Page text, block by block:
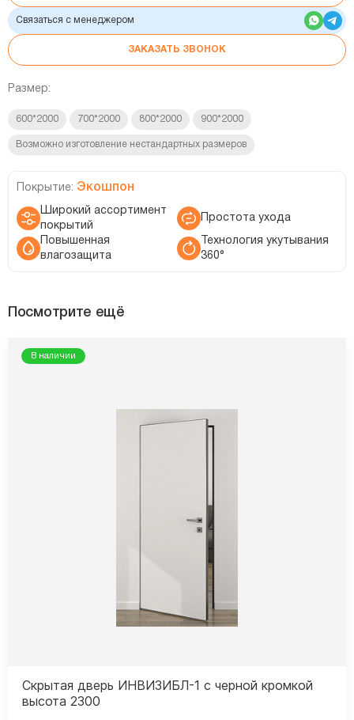
Связаться с менеджером
ЗАКАЗАТЬ ЗВОНОК
Размер:
600*2000 700*2000 800*2000 900*2000
Возможно изготовление нестандартных размеров
Покрытие: Экошпон
Широкий ассортимент
покрытий
Простота ухода
Повышенная
влагозащита
Технология укутывания
360°
Посмотрите ещё
В наличии
Скрытая дверь ИНВИЗИБЛ-1 с черной кромкой
высота 2300